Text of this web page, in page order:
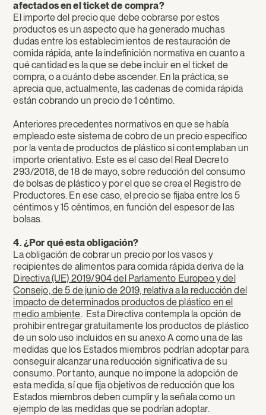
afectados en el ticket de compra?
El importe del precio que debe cobrarse por estos
productos es un aspecto que ha generado muchas
dudas entre los establecimientos de restauración de
comida rápida, ante la indefinición normativa en cuanto a
qué cantidad es la que se debe incluir en el ticket de
compra, o a cuánto debe ascender. En la práctica, se
aprecia que, actualmente, las cadenas de comida rápida
están cobrando un precio de 1 céntimo.
Anteriores precedentes normativos en que se había
empleado este sistema de cobro de un precio específico
por la venta de productos de plástico si contemplaban un
importe orientativo. Este es el caso del Real Decreto
293/2018, de 18 de mayo, sobre reducción del consumo
de bolsas de plástico y por el que se crea el Registro de
Productores. En ese caso, el precio se fijaba entre los 5
céntimos y 15 céntimos, en función del espesor de las
bolsas.
4. ¿Por qué esta obligación?
La obligación de cobrar un precio por los vasos y
recipientes de alimentos para comida rápida deriva de la
Directiva (UE) 2019/904 del Parlamento Europeo y del
Consejo, de 5 de junio de 2019, relativa a la reducción del
impacto de determinados productos de plástico en el
medio ambiente. Esta Directiva contempla la opción de
prohibir entregar gratuitamente los productos de plástico
de un solo uso incluidos en su anexo A como una de las
medidas que los Estados miembros podrían adoptar para
conseguir alcanzar una reducción significativa de su
consumo. Por tanto, aunque no impone la adopción de
esta medida, sí que fija objetivos de reducción que los
Estados miembros deben cumplir y la señala como un
ejemplo de las medidas que se podrían adoptar.